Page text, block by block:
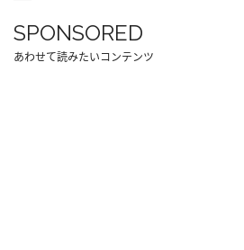
SPONSORED
あわせて読みたいコンテンツ